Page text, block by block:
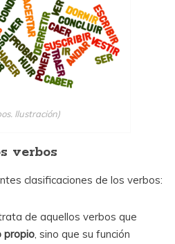
Ilustración)
verbos
clasificaciones de los verbos:
de aquellos verbos que
propio, sino que su función